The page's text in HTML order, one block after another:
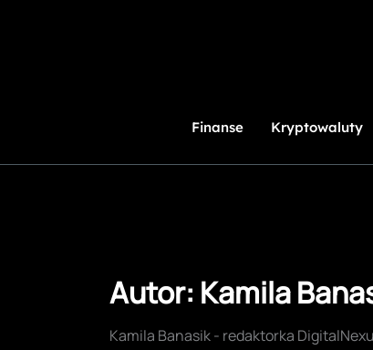
Finanse Kryptowaluty
Autor: Kamila
Kamila Banasik - redaktorka